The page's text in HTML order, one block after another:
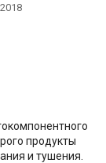
продукты
и тушения.